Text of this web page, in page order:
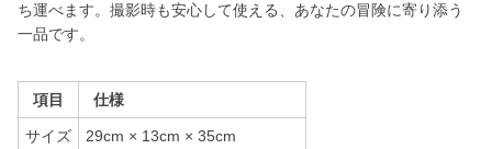
ち運べます。撮影時も安心して使える、あなたの冒険に寄り添う
一品です。
項目 仕様
サイズ 29cm × 13cm × 35cm